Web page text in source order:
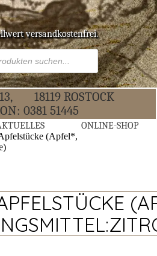
versandkostenfrei.
18119 ROS­TOCK
0381 51445
ONLINE-SHOP
(Apfel*,